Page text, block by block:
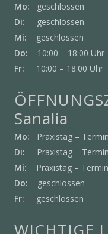
Mo: geschlossen
Di: geschlossen
Mi:
geschlossen
Do: 10:00 – 18:00 Uhr
Fr: 10:00 – 18:00 Uhr
Sanalia
Mo: Praxistag –
Di: Praxistag –
Mi:
Praxistag –
Do: geschlossen
Fr: geschlossen